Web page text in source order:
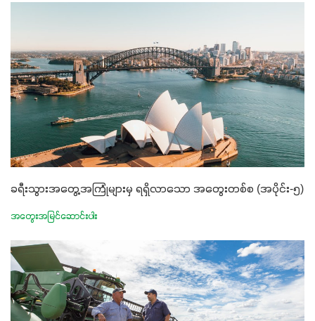
ခရီးသွားအတွေ့အကြုံများမှ ရရှိလာသော အတွေးတစ်စ (အပိုင်း-၅)
အတွေးအမြင်ဆောင်းပါး